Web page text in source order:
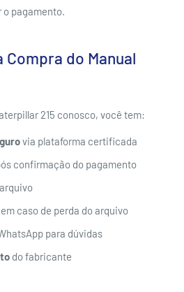
pagamento.
Compra do Manual
215 conosco, você tem:
via plataforma certificada
confirmação do pagamento
em caso de perda do arquivo
para dúvidas
do fabricante